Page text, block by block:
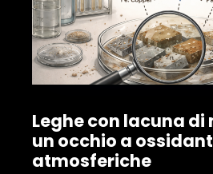
Leghe con lacuna
un occhio a
atmosferiche